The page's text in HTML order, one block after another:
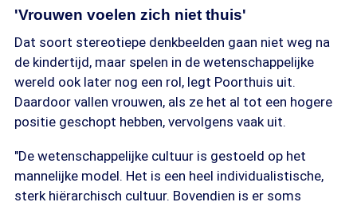
'Vrouwen voelen zich niet thuis'
Dat soort stereotiepe denkbeelden gaan niet weg na
de kindertijd, maar spelen in de wetenschappelijke
wereld ook later nog een rol, legt Poorthuis uit.
Daardoor vallen vrouwen, als ze het al tot een hogere
positie geschopt hebben, vervolgens vaak uit.
"De wetenschappelijke cultuur is gestoeld op het
mannelijke model. Het is een heel individualistische,
sterk hiërarchisch cultuur. Bovendien is er soms